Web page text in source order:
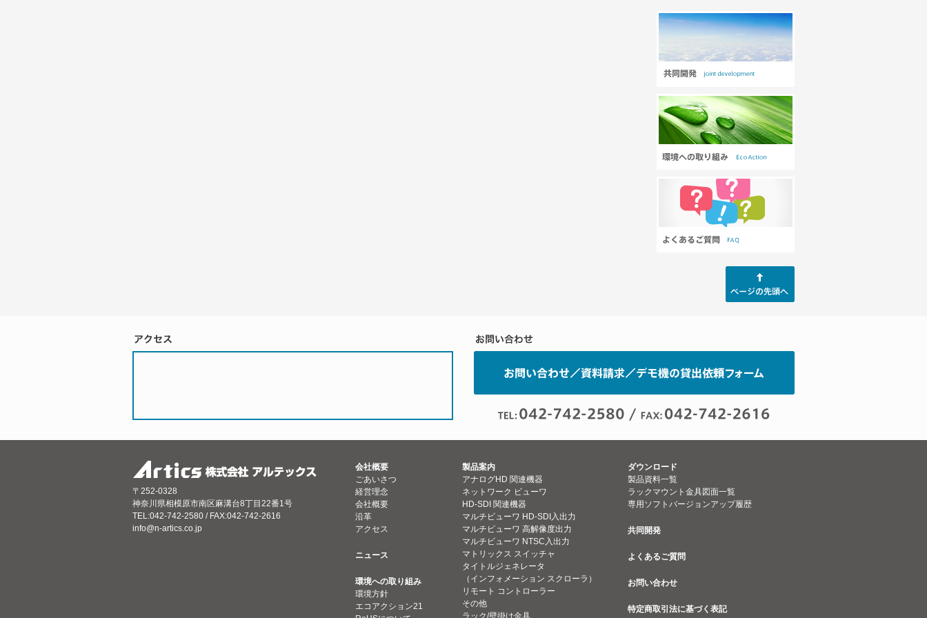
〒252-0328
神奈川県相模原市南区麻溝台8丁目22番1号
TEL:042-742-2580 / FAX:042-742-2616
info@n-artics.co.jp
会社概要
ごあいさつ
経営理念
会社概要
沿革
アクセス
ニュース
環境への取り組み
環境方針
エコアクション21
製品案内
アナログHD 関連機器
ネットワーク ビューワ
HD-SDI 関連機器
マルチビューワ HD-SDI入出力
マルチビューワ 高解像度出力
マルチビューワ NTSC入出力
マトリックス スイッチャ
タイトルジェネレータ
（インフォメーション スクローラ）
リモート コントローラー
その他
ラック/壁掛け金具
ダウンロード
製品資料一覧
ラックマウント金具図面一覧
専用ソフトバージョンアップ履歴
共同開発
よくあるご質問
お問い合わせ
特定商取引法に基づく表記